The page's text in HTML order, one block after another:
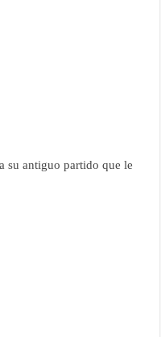
su antiguo partido que le